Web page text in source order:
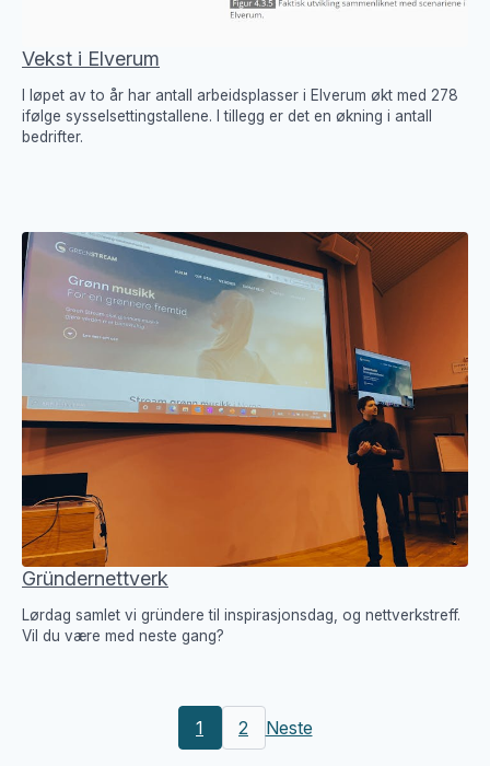
Vekst i Elverum
I løpet av to år har antall arbeidsplasser i Elverum økt med 278
ifølge sysselsettingstallene. I tillegg er det en økning i antall
bedrifter.
Gründernettverk
Lørdag samlet vi gründere til inspirasjonsdag, og nettverkstreff.
Vil du være med neste gang?
1 2 Neste